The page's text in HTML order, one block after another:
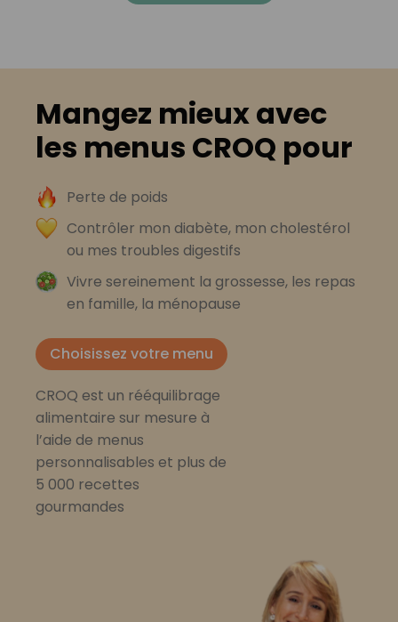
Mangez mieux avec
les menus CROQ pour
Perte de poids
Contrôler mon diabète, mon cholestérol
ou mes troubles digestifs
Vivre sereinement la grossesse, les repas
en famille, la ménopause
Choisissez votre menu
CROQ est un rééquilibrage
alimentaire sur mesure à
l’aide de menus
personnalisables et plus de
5 000 recettes
gourmandes